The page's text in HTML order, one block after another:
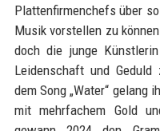
Plattenfirmenchefs über
Musik vorstellen zu
doch die junge
Leidenschaft und
dem Song „Water“ gelang
mit mehrfachem Gold